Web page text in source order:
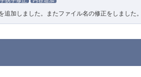
追加しました。またファイル名の修正をしました